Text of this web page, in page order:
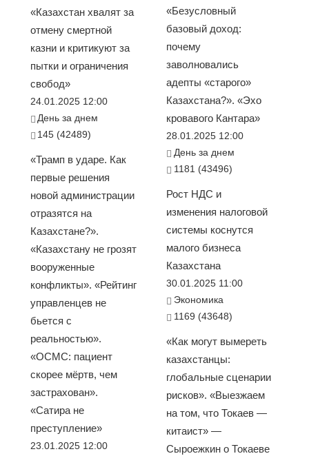
«Казахстан хвалят за
отмену смертной
казни и критикуют за
пытки и ограничения
свобод»
24.01.2025 12:00
День за днем
145 (42489)
«Трамп в ударе. Как
первые решения
новой администрации
отразятся на
Казахстане?».
«Казахстану не грозят
вооруженные
конфликты». «Рейтинг
управленцев не
бьется с
реальностью».
«ОСМС: пациент
скорее мёртв, чем
застрахован».
«Сатира не
преступление»
23.01.2025 12:00
«Безусловный
базовый доход:
почему
заволновались
адепты «старого»
Казахстана?». «Эхо
кровавого Кантара»
28.01.2025 12:00
День за днем
1181 (43496)
Рост НДС и
изменения налоговой
системы коснутся
малого бизнеса
Казахстана
30.01.2025 11:00
Экономика
1169 (43648)
«Как могут вымереть
казахстанцы:
глобальные сценарии
рисков». «Выезжаем
на том, что Токаев —
китаист» —
Сыроежкин о Токаеве